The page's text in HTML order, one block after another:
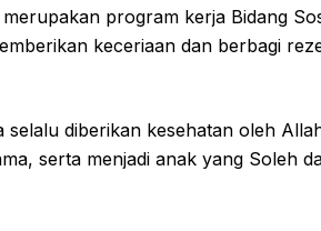
program kerja Bidang
keceriaan dan berbagi
selalu diberikan kesehatan oleh
serta menjadi anak yang Soleh